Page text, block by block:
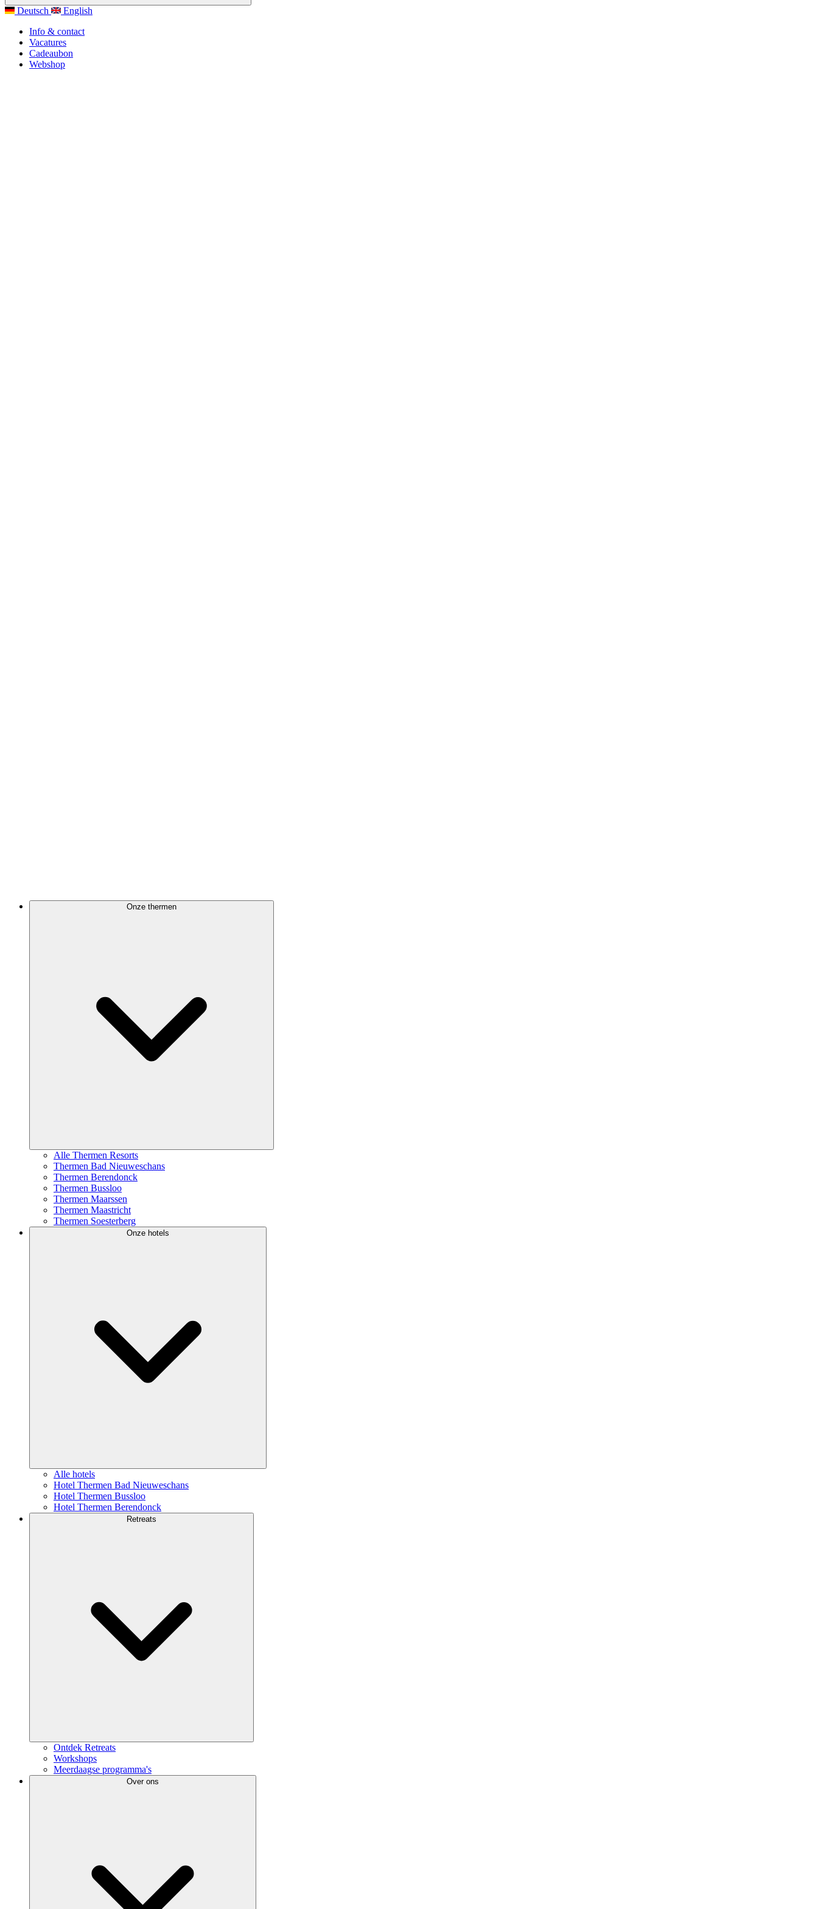
Deutsch
English
Info & contact
Vacatures
Cadeaubon
Webshop
Onze thermen
Alle Thermen Resorts
Thermen Bad Nieuweschans
Thermen Berendonck
Thermen Bussloo
Thermen Maarssen
Thermen Maastricht
Thermen Soesterberg
Onze hotels
Alle hotels
Hotel Thermen Bad Nieuweschans
Hotel Thermen Bussloo
Hotel Thermen Berendonck
Retreats
Ontdek Retreats
Workshops
Meerdaagse programma's
Over ons